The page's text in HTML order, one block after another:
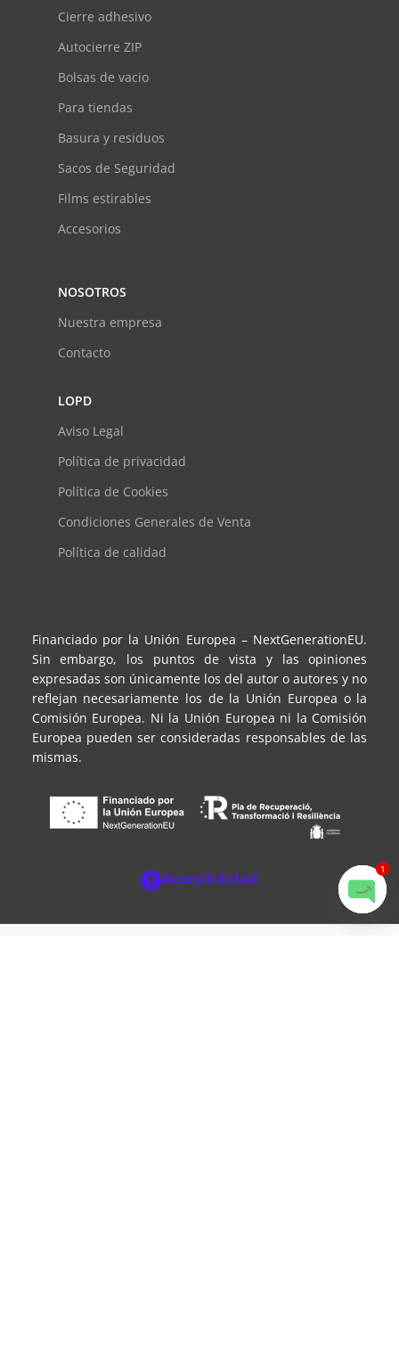
Cierre adhesivo
Autocierre ZIP
Bolsas de vacio
Para tiendas
Basura y residuos
Sacos de Seguridad
Films estirables
Accesorios
NOSOTROS
Nuestra empresa
Contacto
LOPD
Aviso Legal
Política de privacidad
Política de Cookies
Condiciones Generales de Venta
Política de calidad
Financiado por la Unión Europea – NextGenerationEU.
Sin embargo, los puntos de vista y las opiniones
expresadas son únicamente los del autor o autores y no
reflejan necesariamente los de la Unión Europea o la
Comisión Europea. Ni la Unión Europea ni la Comisión
Europea pueden ser consideradas responsables de las
mismas.
Accesibilidad
Utilizamos cookies para ofrecerte la mejor experiencia en
desactivarlas en losajustes.
Open
1